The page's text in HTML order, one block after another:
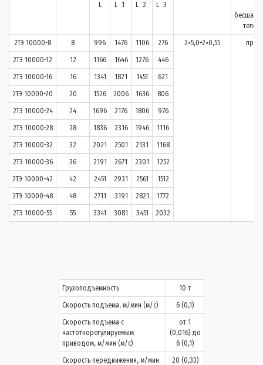
L L 1 L 2 L 3
2ТЭ 10000-8 8 996 1476 1106 276 2×5,0+2×0,55
2ТЭ 10000-12 12 1166 1646 1276 446
2ТЭ 10000-16 16 1341 1821 1451 621
2ТЭ 10000-20 20 1526 2006 1636 806
2ТЭ 10000-24 24 1696 2176 1806 976
2ТЭ 10000-28 28 1836 2316 1946 1116
2ТЭ 10000-32 32 2021 2501 2131 1168
2ТЭ 10000-36 36 2191 2671 2301 1252
2ТЭ 10000-42 42 2451 2931 2561 1512
2ТЭ 10000-48 48 2711 3191 2821 1772
2ТЭ 10000-55 55 3341 3081 3451 2032
Грузоподъемность 10 т
Скорость подъема, м/мин (м/с) 6 (0,1)
Скорость подъема с
частотнорегулируемым
приводом, м/мин (м/с)
от 1
(0,016) до
6 (0,1)
Скорость передвижения, м/мин
20 (0,33)